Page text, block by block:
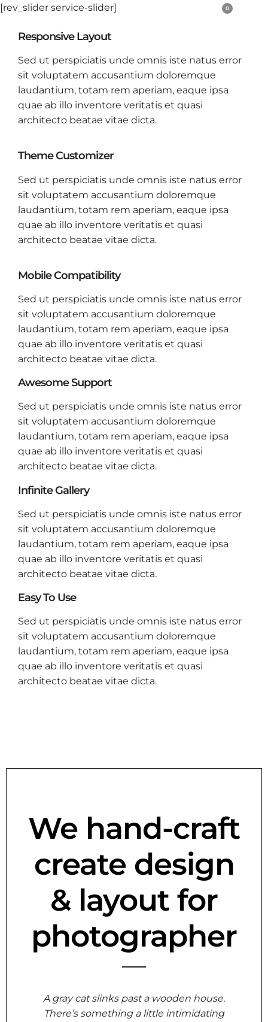
0
[rev_slider service-slider]
Responsive Layout
Sed ut perspiciatis unde omnis iste natus error
sit voluptatem accusantium doloremque
laudantium, totam rem aperiam, eaque ipsa
quae ab illo inventore veritatis et quasi
architecto beatae vitae dicta.
Theme Customizer
Sed ut perspiciatis unde omnis iste natus error
sit voluptatem accusantium doloremque
laudantium, totam rem aperiam, eaque ipsa
quae ab illo inventore veritatis et quasi
architecto beatae vitae dicta.
Mobile Compatibility
Sed ut perspiciatis unde omnis iste natus error
sit voluptatem accusantium doloremque
laudantium, totam rem aperiam, eaque ipsa
quae ab illo inventore veritatis et quasi
architecto beatae vitae dicta.
Awesome Support
Sed ut perspiciatis unde omnis iste natus error
sit voluptatem accusantium doloremque
laudantium, totam rem aperiam, eaque ipsa
quae ab illo inventore veritatis et quasi
architecto beatae vitae dicta.
Infinite Gallery
Sed ut perspiciatis unde omnis iste natus error
sit voluptatem accusantium doloremque
laudantium, totam rem aperiam, eaque ipsa
quae ab illo inventore veritatis et quasi
architecto beatae vitae dicta.
Easy To Use
Sed ut perspiciatis unde omnis iste natus error
sit voluptatem accusantium doloremque
laudantium, totam rem aperiam, eaque ipsa
quae ab illo inventore veritatis et quasi
architecto beatae vitae dicta.
We hand-craft
create design
& layout for
photographer
A gray cat slinks past a wooden house.
There’s something a little intimidating